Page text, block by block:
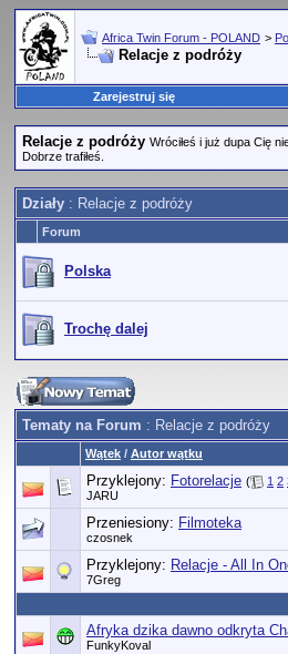
Africa Twin Forum - POLAND >
Relacje z podróży
Zarejestruj się
Relacje z podróży Wróciłeś i już dupa Cię
Dobrze trafiłeś.
Działy : Relacje z podróży
Forum
Polska
Trochę dalej
Tematy na Forum : Relacje z podróży
Wątek / Autor wątku
Przyklejony: Fotorelacje ( 1 2
JARU
Przeniesiony: Filmoteka
czosnek
Przyklejony: Relacje - All In
7Greg
Afryka dzika dawno odkryta
FunkyKoval